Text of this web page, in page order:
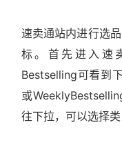
速卖通站内进行选
标。首先进入速
Bestselling可看到
或
往下拉，可以选择